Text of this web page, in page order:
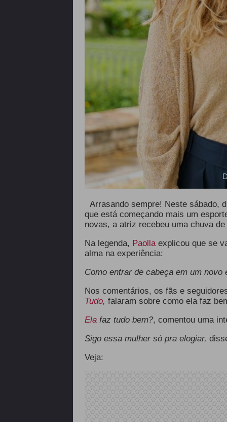
Arrasando sempre! Neste sábado,
que está começando mais um
novas, a atriz recebeu uma chuva
Na legenda, Paollaexplicou que se
alma na experiência:
Como entrar de cabeça em um novo
Nos comentários, os fãs e
Tudo, falaram sobre como ela faz
Elafaz tudo bem?, comentou uma
Sigo essa mulher só pra elogiar,
Veja: